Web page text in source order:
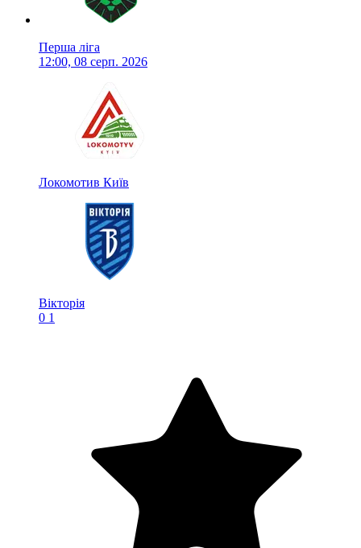
Перша ліга
12:00, 08 серп. 2026
Локомотив Київ
Вікторія
0 1